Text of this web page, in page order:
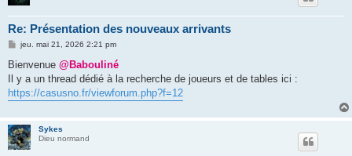
Re: Présentation des nouveaux arrivants
M
s
a
g
e
jeu. mai 21, 2026 2:21 pm
Bienvenue @Babouliné
Il y a un thread dédié à la recherche de joueurs et de tables ici :
https://casusno.fr/viewforum.php?f=12
Sykes
Dieu normand